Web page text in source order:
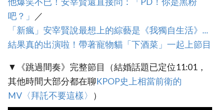
吧？」
／
‎「新瘋」安宰賢說最想上的綜藝是《我獨自生活》...
結果真的出演啦！帶著寵物貓「下酒菜」一起上節目
▼《跳過間奏》完整節目（結婚話題已定位11:01，
其他時間大部分都在聊‎KPOP史上相當前衛的
MV〈拜託不要這樣〉
）